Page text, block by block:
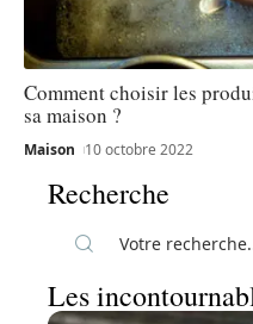
Comment choisir les
sa maison ?
Maison 10 octobre 2022
Recherche
Les